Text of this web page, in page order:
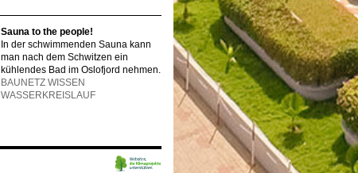
Sauna to the people!
In der schwimmenden Sauna kann
man nach dem Schwitzen ein
kühlendes Bad im Oslofjord nehmen.
BAUNETZ WISSEN
WASSERKREISLAUF